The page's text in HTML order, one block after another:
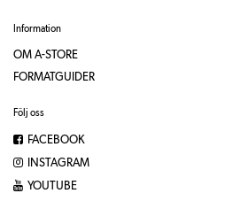
Information
OM A-STORE
FORMATGUIDER
Följ oss
FACEBOOK
INSTAGRAM
YOUTUBE